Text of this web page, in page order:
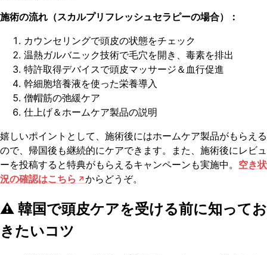
施術の流れ（スカルプリフレッシュセラピーの場合）：
カウンセリングで頭皮の状態をチェック
温熱ガルバニック技術で毛穴を開き、毒素を排出
特許取得デバイスで頭皮マッサージ＆血行促進
幹細胞培養液を使った栄養導入
僧帽筋の弛緩ケア
仕上げ＆ホームケア製品の説明
嬉しいポイントとして、施術後にはホームケア製品がもらえる
ので、帰国後も継続的にケアできます。また、施術後にレビュ
ーを投稿すると特典がもらえるキャンペーンも実施中。 空き状
況の確認はこちら
からどうぞ。
⚠️ 韓国で頭皮ケアを受ける前に知ってお
きたいコツ